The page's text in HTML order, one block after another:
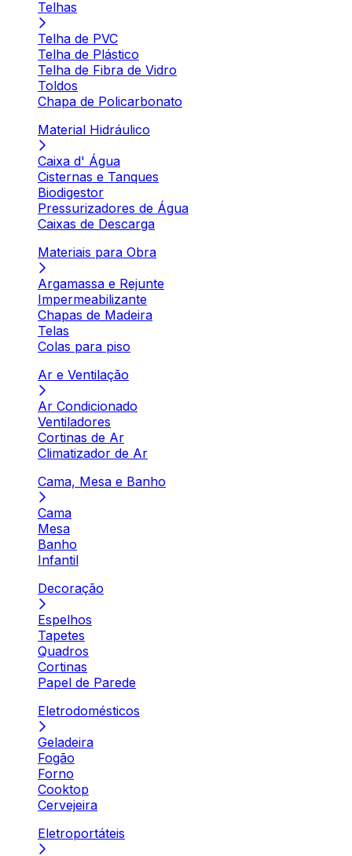
Telhas
Telha de PVC
Telha de Plástico
Telha de Fibra de Vidro
Toldos
Chapa de Policarbonato
Material Hidráulico
Caixa d' Água
Cisternas e Tanques
Biodigestor
Pressurizadores de Água
Caixas de Descarga
Materiais para Obra
Argamassa e Rejunte
Impermeabilizante
Chapas de Madeira
Telas
Colas para piso
Ar e Ventilação
Ar Condicionado
Ventiladores
Cortinas de Ar
Climatizador de Ar
Cama, Mesa e Banho
Cama
Mesa
Banho
Infantil
Decoração
Espelhos
Tapetes
Quadros
Cortinas
Papel de Parede
Eletrodomésticos
Geladeira
Fogão
Forno
Cooktop
Cervejeira
Eletroportáteis